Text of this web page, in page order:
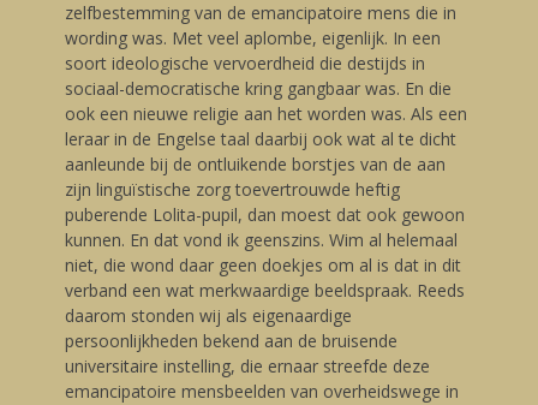
zelfbestemming van de emancipatoire mens die in
wording was. Met veel aplombe, eigenlijk. In een
soort ideologische vervoerdheid die destijds in
sociaal-democratische kring gangbaar was. En die
ook een nieuwe religie aan het worden was. Als een
leraar in de Engelse taal daarbij ook wat al te dicht
aanleunde bij de ontluikende borstjes van de aan
zijn linguïstische zorg toevertrouwde heftig
puberende Lolita-pupil, dan moest dat ook gewoon
kunnen. En dat vond ik geenszins. Wim al helemaal
niet, die wond daar geen doekjes om al is dat in dit
verband een wat merkwaardige beeldspraak. Reeds
daarom stonden wij als eigenaardige
persoonlijkheden bekend aan de bruisende
universitaire instelling, die ernaar streefde deze
emancipatoire mensbeelden van overheidswege in